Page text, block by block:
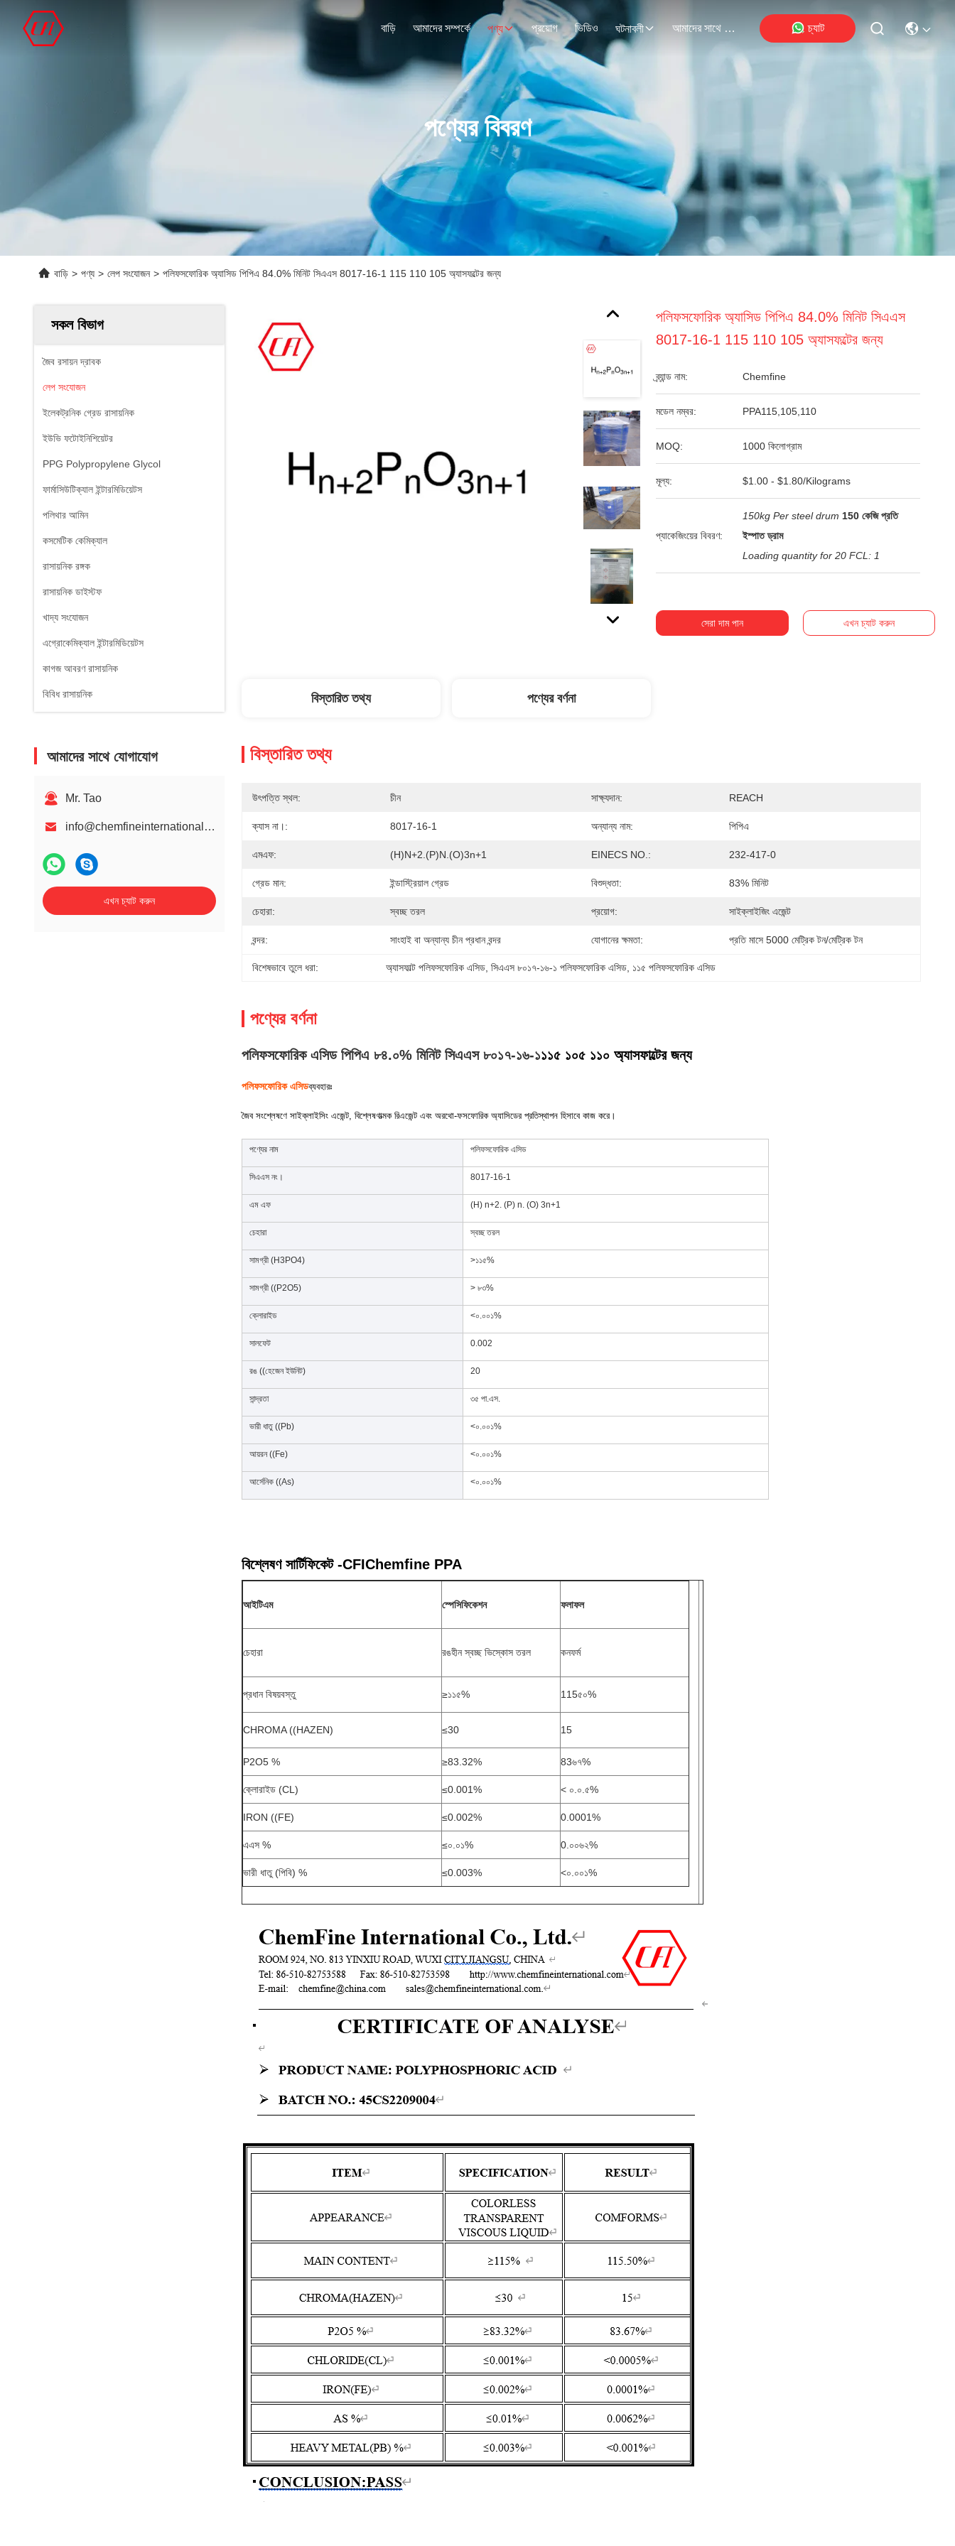
বাড়ি আমাদের সম্পর্কে পণ্য প্রয়োগ ভিডিও ঘটনাবলী আমাদের সাথে যোগাযোগ চ্যাট
পণ্যের বিবরণ
বাড়ি > পণ্য > লেপ সংযোজন > পলিফসফোরিক অ্যাসিড পিপিএ 84.0% মিনিট সিএএস 8017-16-1 115 110 105 অ্যাসফল্টের জন্য
সকল বিভাগ
জৈব রসায়ন দ্রাবক
লেপ সংযোজন
ইলেকট্রনিক গ্রেড রাসায়নিক
ইউভি ফটোইনিশিয়েটর
PPG Polypropylene Glycol
ফার্মাসিউটিক্যাল ইন্টারমিডিয়েটস
পলিথার আমিন
কসমেটিক কেমিক্যাল
রাসায়নিক রঙ্গক
রাসায়নিক ডাইস্টফ
খাদ্য সংযোজন
এগ্রোকেমিক্যাল ইন্টারমিডিয়েটস
কাগজ আবরণ রাসায়নিক
বিবিধ রাসায়নিক
আমাদের সাথে যোগাযোগ
Mr. Tao
info@chemfineinternational.com
এখন চ্যাট করুন
পলিফসফোরিক অ্যাসিড পিপিএ 84.0% মিনিট সিএএস
8017-16-1 115 110 105 অ্যাসফল্টের জন্য
ব্র্যান্ড নাম: Chemfine
মডেল নম্বর: PPA115,105,110
MOQ: 1000 কিলোগ্রাম
মূল্য: $1.00 - $1.80/Kilograms
প্যাকেজিংয়ের বিবরণ:
150kg Per steel drum 150 কেজি প্রতি
ইস্পাত ড্রাম
Loading quantity for 20 FCL: 1
সেরা দাম পান এখন চ্যাট করুন
বিস্তারিত তথ্য পণ্যের বর্ণনা
বিস্তারিত তথ্য
উৎপত্তি স্থল: চীন সাক্ষ্যদান: REACH
ক্যাস না।: 8017-16-1 অন্যান্য নাম: পিপিএ
এমএফ: (H)n+2.(P)n.(O)3n+1 EINECS NO.: 232-417-0
গ্রেড মান: ইন্ডাস্ট্রিয়াল গ্রেড বিশুদ্ধতা: 83% মিনিট
চেহারা: স্বচ্ছ তরল প্রয়োগ: সাইক্লাইজিং এজেন্ট
বন্দর: সাংহাই বা অন্যান্য চীন প্রধান বন্দর যোগানের ক্ষমতা: প্রতি মাসে 5000 মেট্রিক টন/মেট্রিক টন
বিশেষভাবে তুলে ধরা: অ্যাসফাল্ট পলিফসফোরিক এসিড , সিএএস ৮০১৭-১৬-১ পলিফসফোরিক এসিড ১১৫ পলিফসফোরিক এসিড
পণ্যের বর্ণনা
পলিফসফোরিক এসিড পিপিএ ৮৪.০% মিনিট সিএএস ৮০১৭-১৬-১১১৫ ১০৫ ১১০ অ্যাসফাল্টের জন্য
পলিফসফোরিক এসিডব্যবহারঃ
জৈব সংশ্লেষণে সাইক্লাইসিং এজেন্ট, বিশ্লেষণাত্মক রিএজেন্ট এবং অরথো-ফসফোরিক অ্যাসিডের প্রতিস্থাপন হিসাবে কাজ করে।
পণ্যের নাম পলিফসফোরিক এসিড
সিএএস নং। 8017-16-1
এম এফ (H) n+2. (P) n. (O) 3n+1
চেহারা স্বচ্ছ তরল
সামগ্রী (H3PO4) >১১৫%
সামগ্রী ((P2O5) > ৮৩%
ক্লোরাইড <০.০০১%
সালফেট 0.002
রঙ ((হেজেন ইউনিট) 20
সান্দ্রতা ৩৫ পা.এস.
ভারী ধাতু ((Pb) <০.০০১%
আয়রন ((Fe) <০.০০১%
আর্সেনিক ((As) <০.০০১%
বিশ্লেষণ সার্টিফিকেট -CFIChemfine PPA
আইটিএম স্পেসিফিকেশন ফলাফল
চেহারা রঙহীন স্বচ্ছ ভিস্কোস তরল কনফর্ম
প্রধান বিষয়বস্তু ≥১১৫% 115৫০%
CHROMA ((HAZEN) ≤30 15
P2O5 % ≥83.32% 83৬৭%
ক্লোরাইড (CL) ≤0.001% < ০.০.৫%
IRON ((FE) ≤0.002% 0.0001%
এএস % ≤০.০১% 0.০০৬২%
ভারী ধাতু (পিবি) % ≤0.003% <০.০০১%